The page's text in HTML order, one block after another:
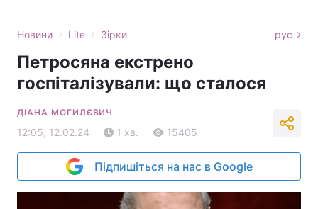
Новини › Lite › Зірки рус
Петросяна екстрено
госпіталізували: що сталося
ДІАНА МОГИЛЄВИЧ
12:05, 12.02.24 1 хв. 15405
Підпишіться на нас в Google